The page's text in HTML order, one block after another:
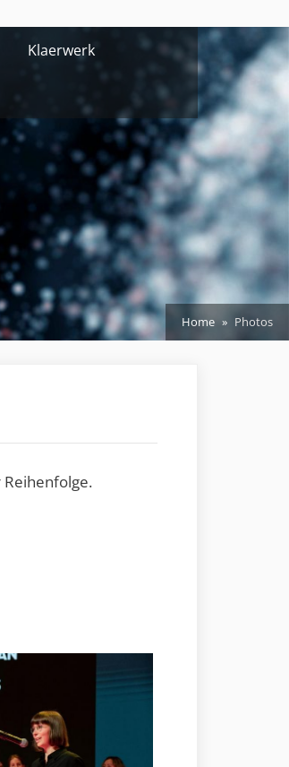
Klaerwerk
Home Photos